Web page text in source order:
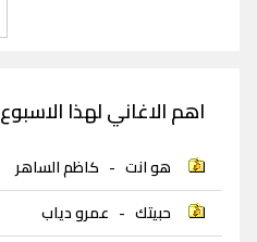
اهم الاغاني لهذا الاسبوع
هو انت - كاظم الساهر
حبيتك - عمرو دياب